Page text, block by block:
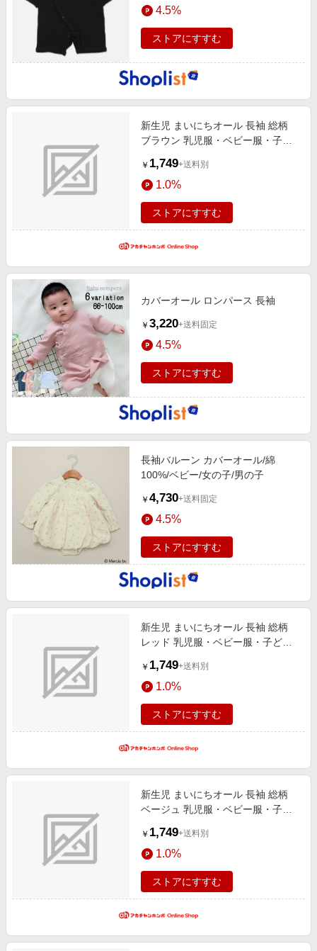
4.5%
ストアにすすむ
新生児 まいにちオール 長袖 総柄
ブラウン 乳児服・ベビー服・子ど
（50〜80cm） カバーオール
￥ 1,749+送料別
1.0%
ストアにすすむ
カバーオール ロンパース 長袖
￥ 3,220+送料固定
4.5%
ストアにすすむ
長袖バルーン カバーオール/綿
100%/ベビー/女の子/男の子
￥ 4,730+送料固定
4.5%
ストアにすすむ
新生児 まいにちオール 長袖 総柄
レッド 乳児服・ベビー服・子ども
（50〜80cm） カバーオール
￥ 1,749+送料別
1.0%
ストアにすすむ
新生児 まいにちオール 長袖 総柄
ベージュ 乳児服・ベビー服・子ど
（50〜80cm） カバーオール
￥ 1,749+送料別
1.0%
ストアにすすむ